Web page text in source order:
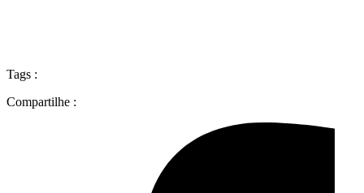
Tags :
Compartilhe :